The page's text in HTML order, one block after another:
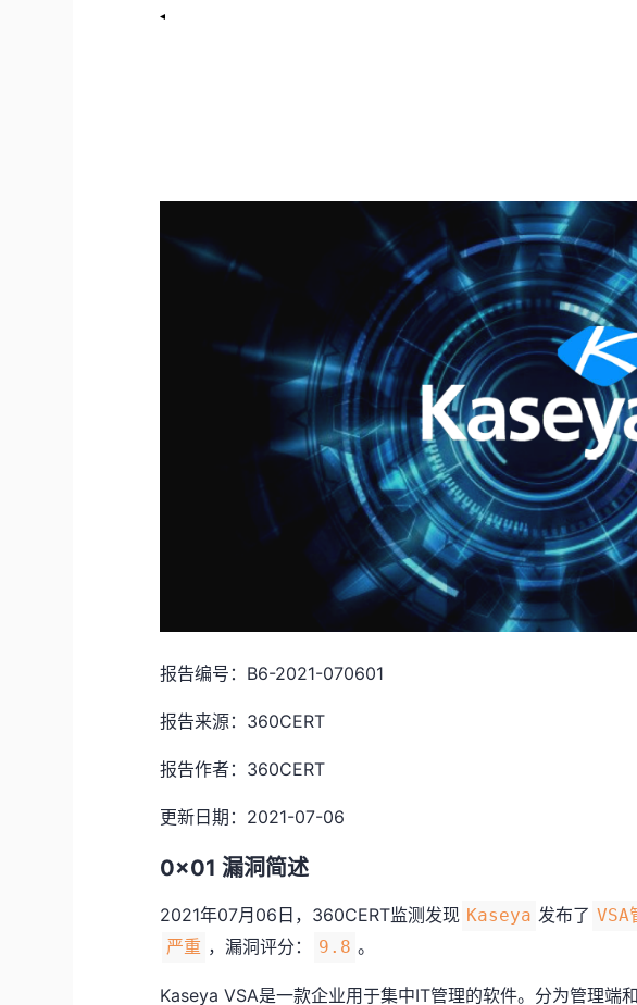
报告编号：B6-2021-070601
报告来源：360CERT
报告作者：360CERT
更新日期：2021-07-06
0x01 漏洞简述
2021年07月06日，360CERT监测发现 Kaseya 发布了 VSA
严重 ，漏洞评分： 9.8 。
Kaseya VSA是一款企业用于集中IT管理的软件。分为管理端